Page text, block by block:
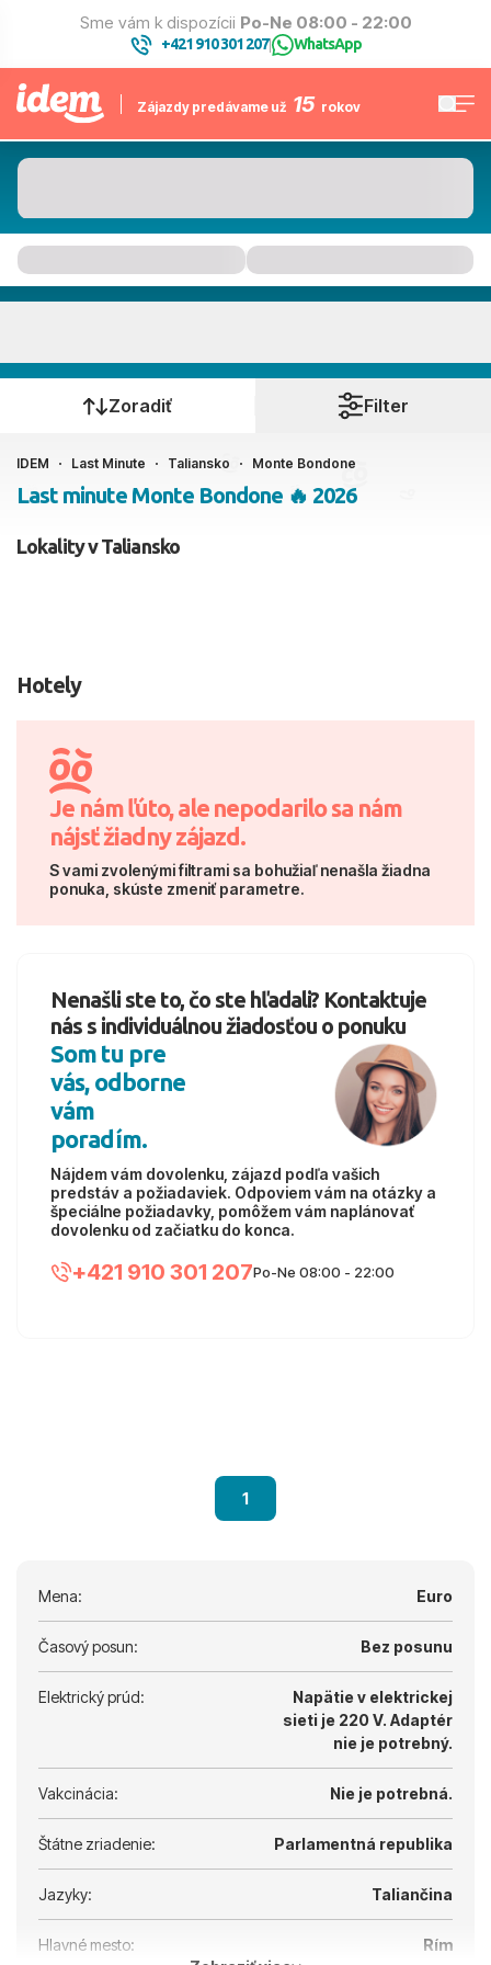
Sme vám k dispozícii Po-Ne 08:00 - 22:00
+421 910 301 207| WhatsApp
Zájazdy predávame už 15 rokov
Kedy cestujete?
Ako cestujete?
2 dospelí, 0 deti
Zoradiť Filter
IDEM Last Minute Taliansko Monte Bondone
Last minute Monte Bondone 🔥 2026
Lokality v Taliansko
Hotely
Je nám ľúto, ale nepodarilo sa nám
nájsť žiadny zájazd.
S vami zvolenými filtrami sa bohužiaľ nenašla žiadna
ponuka, skúste zmeniť parametre.
Nenašli ste to, čo ste hľadali? Kontaktuje
nás s individuálnou žiadosťou o ponuku
Som tu pre
vás, odborne
vám
poradím.
Nájdem vám dovolenku, zájazd podľa vašich
predstáv a požiadaviek. Odpoviem vám na otázky a
špeciálne požiadavky, pomôžem vám naplánovať
dovolenku od začiatku do konca.
+421 910 301 207Po-Ne 08:00 - 22:00
1
Mena: Euro
Časový posun: Bez posunu
Elektrický prúd:
Napätie v elektrickej
sieti je 220 V. Adaptér
nie je potrebný.
Vakcinácia: Nie je potrebná.
Štátne zriadenie: Parlamentná republika
Jazyky: Taliančina
Hlavné mesto:
Rím